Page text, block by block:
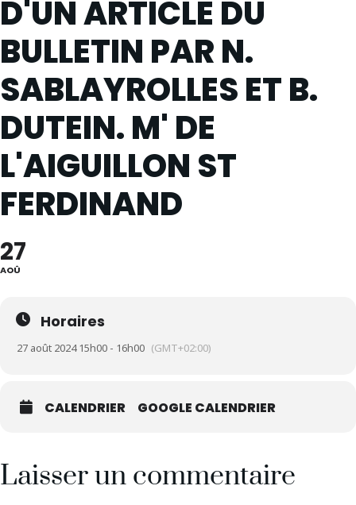
D'UN ARTICLE DU
BULLETIN PAR N.
SABLAYROLLES ET B.
DUTEIN. M' DE
L'AIGUILLON ST
FERDINAND
27
AOÛ
Horaires
27 août 2024 15h00 - 16h00 (GMT+02:00)
CALENDRIER GOOGLE CALENDRIER
Laisser un commentaire